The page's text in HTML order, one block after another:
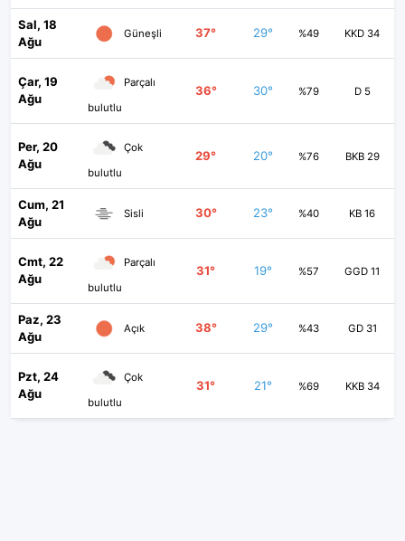
Sal, 18
Ağu
Güneşli 37° 29° %49 KKD 34
Çar, 19
Ağu
Parçalı
bulutlu
36° 30° %79 D 5
Per, 20
Ağu
Çok
bulutlu
29° 20° %76 BKB 29
Cum, 21
Ağu
Sisli 30° 23° %40 KB 16
Cmt, 22
Ağu
Parçalı
bulutlu
31° 19° %57 GGD 11
Paz, 23
Ağu
Açık 38° 29° %43 GD 31
Pzt, 24
Ağu
Çok
bulutlu
31° 21° %69 KKB 34